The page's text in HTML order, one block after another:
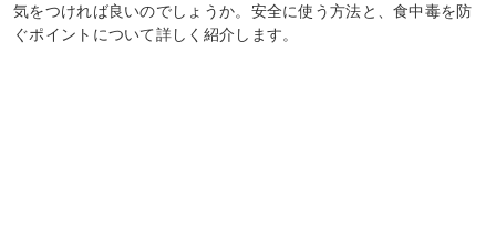
気をつければ良いのでしょうか。安全に使う方法と、食中毒を防
ぐポイントについて詳しく紹介します。